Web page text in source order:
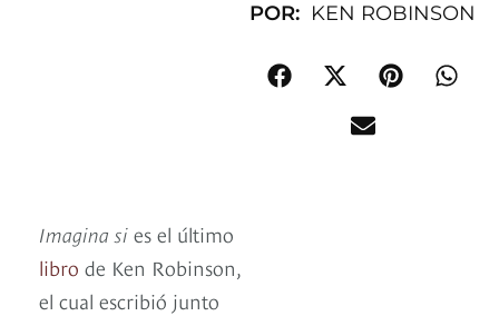
POR: KEN ROBINSON
Imagina si es el último
libro de Ken Robinson,
el cual escribió junto